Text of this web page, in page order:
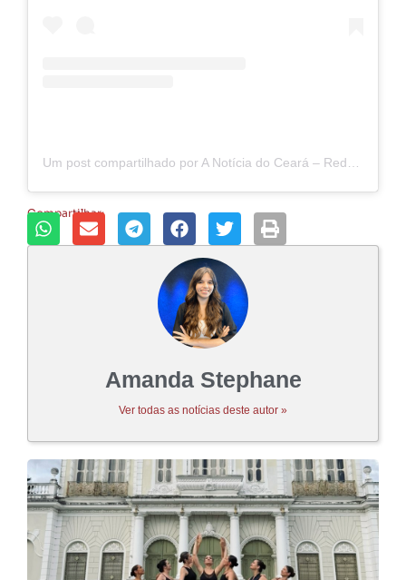
Compartilhar:
Amanda Stephane
Ver todas as notícias deste autor »